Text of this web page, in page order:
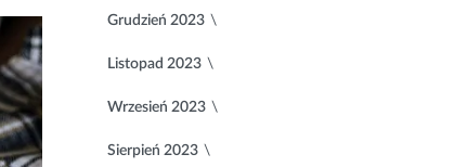
Grudzień 2023
Listopad 2023
Wrzesień 2023
Sierpień 2023